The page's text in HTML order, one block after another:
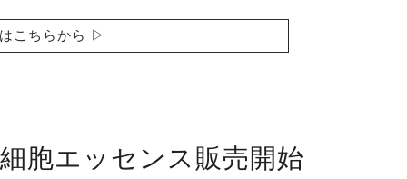
こちらから ▷
胞エッセンス販売開始